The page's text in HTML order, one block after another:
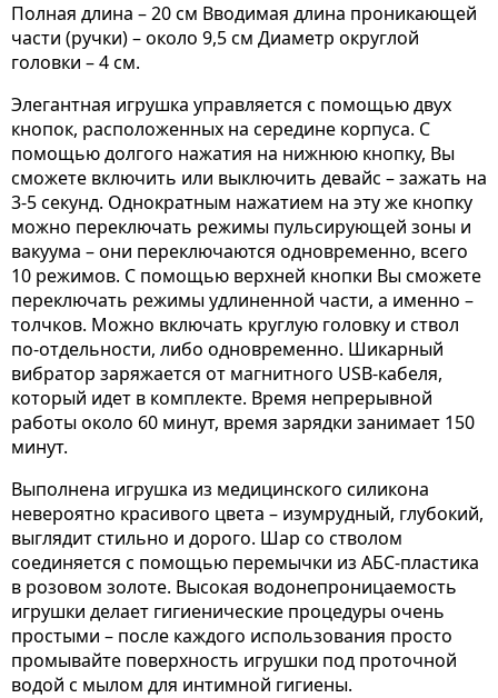
Полная длина – 20 см Вводимая длина проникающей
части (ручки) – около 9,5 см Диаметр округлой
головки – 4 см.
Элегантная игрушка управляется с помощью двух
кнопок, расположенных на середине корпуса. С
помощью долгого нажатия на нижнюю кнопку, Вы
сможете включить или выключить девайс – зажать на
3-5 секунд. Однократным нажатием на эту же кнопку
можно переключать режимы пульсирующей зоны и
вакуума – они переключаются одновременно, всего
10 режимов. С помощью верхней кнопки Вы сможете
переключать режимы удлиненной части, а именно –
толчков. Можно включать круглую головку и ствол
по-отдельности, либо одновременно. Шикарный
вибратор заряжается от магнитного USB-кабеля,
который идет в комплекте. Время непрерывной
работы около 60 минут, время зарядки занимает 150
минут.
Выполнена игрушка из медицинского силикона
невероятно красивого цвета – изумрудный, глубокий,
выглядит стильно и дорого. Шар со стволом
соединяется с помощью перемычки из АБС-пластика
в розовом золоте. Высокая водонепроницаемость
игрушки делает гигиенические процедуры очень
простыми – после каждого использования просто
промывайте поверхность игрушки под проточной
водой с мылом для интимной гигиены.